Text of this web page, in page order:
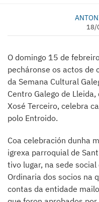
18/
O domingo 15 de
pecháronse os actos de
da Semana Cultural
Centro Galego de
Xosé Terceiro, celebra
polo Entroido.
Coa celebración dunha
igrexa parroquial de
tivo lugar, na sede
Ordinaria dos socios na
contas da entidade